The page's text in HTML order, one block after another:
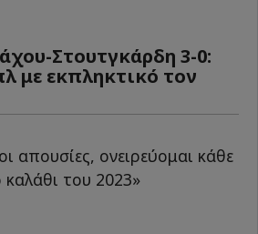
Στουτγκάρδη 3-0:
με εκπληκτικό τον